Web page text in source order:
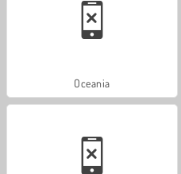
Oceania